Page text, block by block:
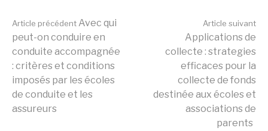
Lire
la
suite
Article précédent Avec qui
peut-on conduire en
conduite accompagnée
: critères et conditions
imposés par les écoles
de conduite et les
assureurs
Article suivant
Applications de
collecte : strategies
efficaces pour la
collecte de fonds
destinée aux écoles et
associations de
parents